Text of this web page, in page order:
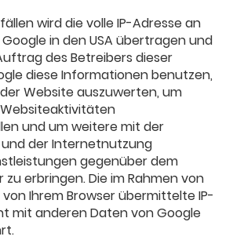
wird die volle IP-Adresse an
in den USA übertragen und
des Betreibers dieser
diese Informationen benutzen,
Website auszuwerten, um
und um weitere mit der
der Internetnutzung
gegenüber dem
erbringen. Die im Rahmen von
Ihrem Browser übermittelte IP-
mit anderen Daten von Google